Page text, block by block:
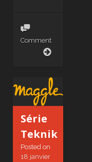
Comment
Série
Teknik
Posted on
18 janvier